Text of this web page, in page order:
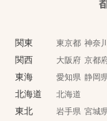
関東 東京都 神奈
関西 大阪府 京都
東海 愛知県 静岡
北海道 北海道
東北 岩手県 宮城